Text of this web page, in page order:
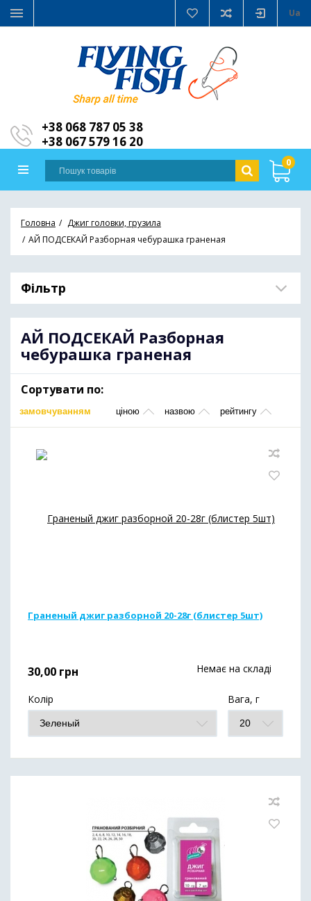
Ua
+38 068 787 05 38
+38 067 579 16 20
0
Головна
Джиг головки, грузила
АЙ ПОДСЕКАЙ Разборная чебурашка граненая
Фільтр
АЙ ПОДСЕКАЙ Разборная
чебурашка граненая
Сортувати по:
замовчуванням ціною назвою рейтингу
Граненый джиг разборной 20-28г (блистер 5шт)
30,00 грн Немає на складі
Колір Вага, г